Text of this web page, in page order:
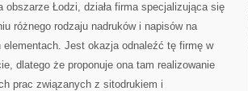
obszarze Łodzi, działa firma specjalizująca się
różnego rodzaju nadruków i napisów na
elementach. Jest okazja odnaleźć tę firmę w
dlatego że proponuje ona tam realizowanie
prac związanych z sitodrukiem i